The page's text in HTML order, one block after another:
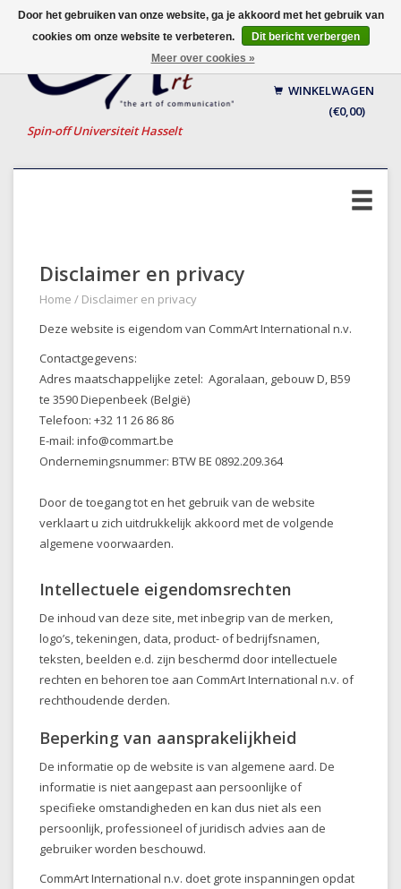
Spin-off Universiteit Hasselt
English
Français
WINKELWAGEN
(€0,00)
Disclaimer en privacy
Home / Disclaimer en privacy
Deze website is eigendom van CommArt International n.v.
Contactgegevens:
Adres maatschappelijke zetel: Agoralaan, gebouw D, B59
te 3590 Diepenbeek (België)
Telefoon: +32 11 26 86 86
E-mail: info@commart.be
Ondernemingsnummer: BTW BE 0892.209.364
Door de toegang tot en het gebruik van de website
verklaart u zich uitdrukkelijk akkoord met de volgende
algemene voorwaarden.
Intellectuele eigendomsrechten
De inhoud van deze site, met inbegrip van de merken,
logo’s, tekeningen, data, product- of bedrijfsnamen,
teksten, beelden e.d. zijn beschermd door intellectuele
rechten en behoren toe aan CommArt International n.v. of
rechthoudende derden.
Beperking van aansprakelijkheid
De informatie op de website is van algemene aard. De
informatie is niet aangepast aan persoonlijke of
specifieke omstandigheden en kan dus niet als een
persoonlijk, professioneel of juridisch advies aan de
gebruiker worden beschouwd.
CommArt International n.v. doet grote inspanningen opdat
Door het gebruiken van onze website, ga je akkoord met het gebruik van
cookies om onze website te verbeteren.
Dit bericht verbergen
Meer over cookies »